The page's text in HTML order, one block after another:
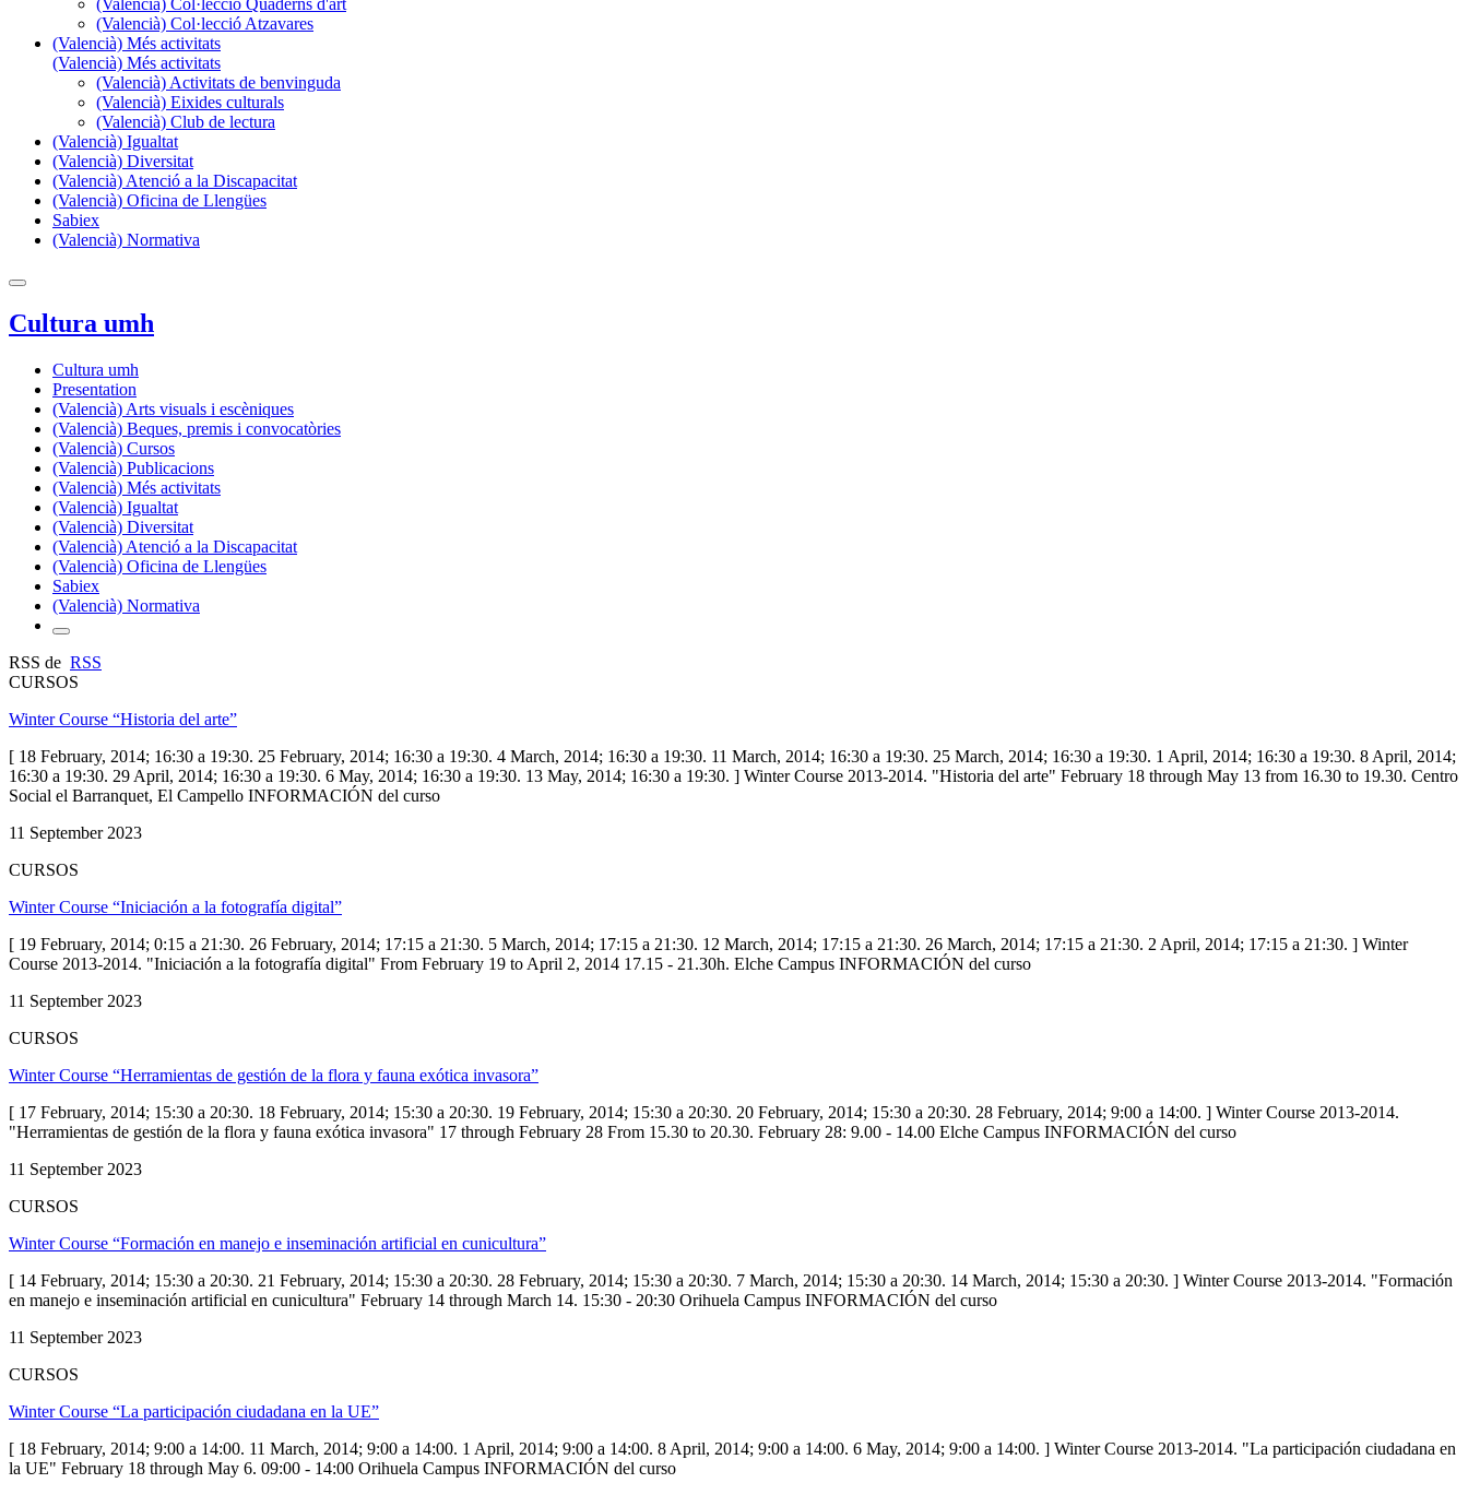
(Valencià) Col·lecció Quaderns d'art
(Valencià) Col·lecció Atzavares
(Valencià) Més activitats
(Valencià) Més activitats
(Valencià) Activitats de benvinguda
(Valencià) Eixides culturals
(Valencià) Club de lectura
(Valencià) Igualtat
(Valencià) Diversitat
(Valencià) Atenció a la Discapacitat
(Valencià) Oficina de Llengües
Sabiex
(Valencià) Normativa
Cultura umh
Cultura umh
Presentation
(Valencià) Arts visuals i escèniques
(Valencià) Beques, premis i convocatòries
(Valencià) Cursos
(Valencià) Publicacions
(Valencià) Més activitats
(Valencià) Igualtat
(Valencià) Diversitat
(Valencià) Atenció a la Discapacitat
(Valencià) Oficina de Llengües
Sabiex
(Valencià) Normativa
RSS de RSS
CURSOS
Winter Course “Historia del arte”
[ 18 February, 2014; 16:30 a 19:30. 25 February, 2014; 16:30 a 19:30. 4 March, 2014; 16:30 a 19:30. 11 March, 2014; 16:30 a 19:30. 25 March, 2014; 16:30 a 19:30. 1 April, 2014; 16:30 a 19:30. 8 April, 2014;
16:30 a 19:30. 29 April, 2014; 16:30 a 19:30. 6 May, 2014; 16:30 a 19:30. 13 May, 2014; 16:30 a 19:30. ] Winter Course 2013-2014. "Historia del arte" February 18 through May 13 from 16.30 to 19.30. Centro
Social el Barranquet, El Campello INFORMACIÓN del curso
11 September 2023
CURSOS
Winter Course “Iniciación a la fotografía digital”
[ 19 February, 2014; 0:15 a 21:30. 26 February, 2014; 17:15 a 21:30. 5 March, 2014; 17:15 a 21:30. 12 March, 2014; 17:15 a 21:30. 26 March, 2014; 17:15 a 21:30. 2 April, 2014; 17:15 a 21:30. ] Winter
Course 2013-2014. "Iniciación a la fotografía digital" From February 19 to April 2, 2014 17.15 - 21.30h. Elche Campus INFORMACIÓN del curso
11 September 2023
CURSOS
Winter Course “Herramientas de gestión de la flora y fauna exótica invasora”
[ 17 February, 2014; 15:30 a 20:30. 18 February, 2014; 15:30 a 20:30. 19 February, 2014; 15:30 a 20:30. 20 February, 2014; 15:30 a 20:30. 28 February, 2014; 9:00 a 14:00. ] Winter Course 2013-2014.
"Herramientas de gestión de la flora y fauna exótica invasora" 17 through February 28 From 15.30 to 20.30. February 28: 9.00 - 14.00 Elche Campus INFORMACIÓN del curso
11 September 2023
CURSOS
Winter Course “Formación en manejo e inseminación artificial en cunicultura”
[ 14 February, 2014; 15:30 a 20:30. 21 February, 2014; 15:30 a 20:30. 28 February, 2014; 15:30 a 20:30. 7 March, 2014; 15:30 a 20:30. 14 March, 2014; 15:30 a 20:30. ] Winter Course 2013-2014. "Formación
en manejo e inseminación artificial en cunicultura" February 14 through March 14. 15:30 - 20:30 Orihuela Campus INFORMACIÓN del curso
11 September 2023
CURSOS
Winter Course “La participación ciudadana en la UE”
[ 18 February, 2014; 9:00 a 14:00. 11 March, 2014; 9:00 a 14:00. 1 April, 2014; 9:00 a 14:00. 8 April, 2014; 9:00 a 14:00. 6 May, 2014; 9:00 a 14:00. ] Winter Course 2013-2014. "La participación ciudadana en
la UE" February 18 through May 6. 09:00 - 14:00 Orihuela Campus INFORMACIÓN del curso